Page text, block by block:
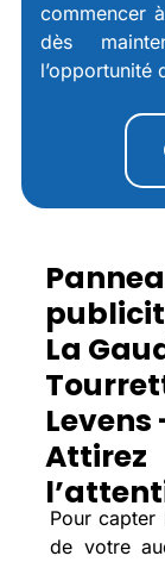
commencer
dès
l’opportunité
La
Levens
Attirez
Pour capter
de votre